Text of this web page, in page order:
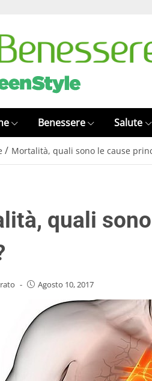
Benessere Salute
/ Mortalità, quali sono le cause
quali
- Agosto 10, 2017